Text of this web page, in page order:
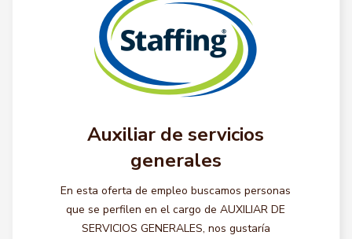
Auxiliar de servicios
generales
En esta oferta de empleo buscamos personas
que se perfilen en el cargo de AUXILIAR DE
SERVICIOS GENERALES, nos gustaría